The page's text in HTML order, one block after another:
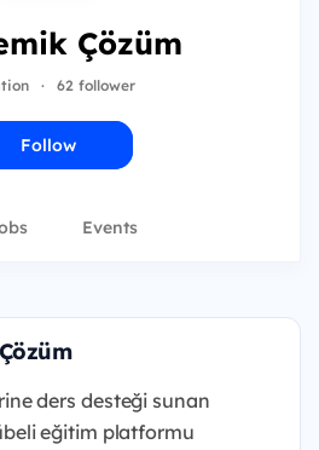
Çözüm
· 62 follower
Follow
Events
ders desteği sunan
eğitim platformu